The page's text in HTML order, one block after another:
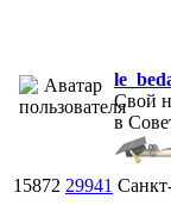
Свой
в
15872 29941